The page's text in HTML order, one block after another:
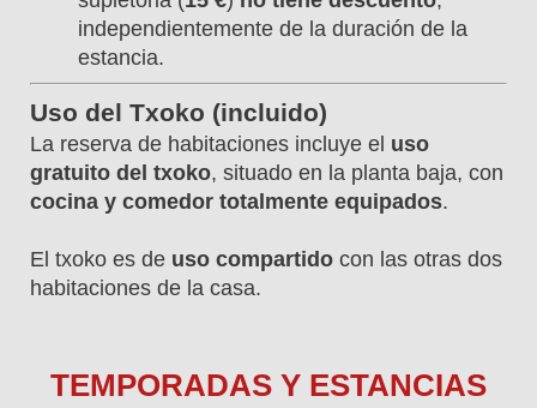
independientemente de la duración de la
estancia.
Uso del Txoko (incluido)
La reserva de habitaciones incluye el uso
gratuito del txoko, situado en la planta baja, con
cocina y comedor totalmente equipados.
El txoko es de uso compartido con las otras dos
habitaciones de la casa.
TEMPORADAS Y ESTANCIAS